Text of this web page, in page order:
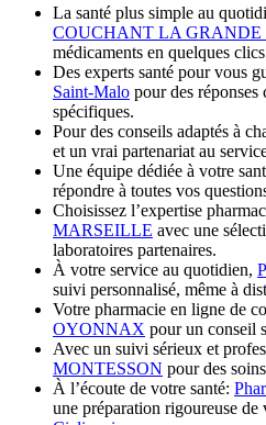
La santé plus simple au
COUCHANT LA GRANDE
médicaments en quelques
Des experts santé pour vous
Saint-Malo pour des réponses
spécifiques.
Pour des conseils adaptés à
et un vrai partenariat au
Une équipe dédiée à votre
répondre à toutes vos
Choisissez l’expertise
MARSEILLE avec une
laboratoires partenaires.
À votre service au quotidien,
suivi personnalisé, même à
Votre pharmacie en ligne de
OYONNAX pour un conseil
Avec un suivi sérieux et
MONTESSON pour des
À l’écoute de votre santé:
une préparation rigoureuse de